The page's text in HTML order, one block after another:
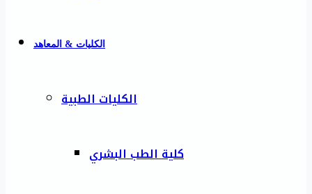
الكليات & المعاهد
الكليات الطبية
كلية الطب البشري